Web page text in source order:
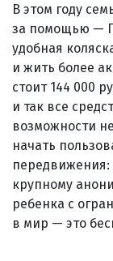
В этом году
за помощью —
удобная
и жить более
стоит 144 000
и так все
возможности
начать
передвижения:
крупному
ребенка с
в мир — это